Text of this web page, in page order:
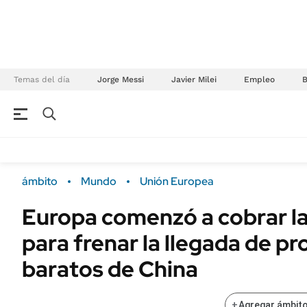
Temas del día Jorge Messi Javier Milei Empleo
Campo
FINANZAS
Dólar
Real Estate
Sustentabilidad
ENERGY REPORT
POLÍTICA
ámbito Mundo Unión Europea
Europa comenzó a cobrar
para frenar la llegada de
baratos de China